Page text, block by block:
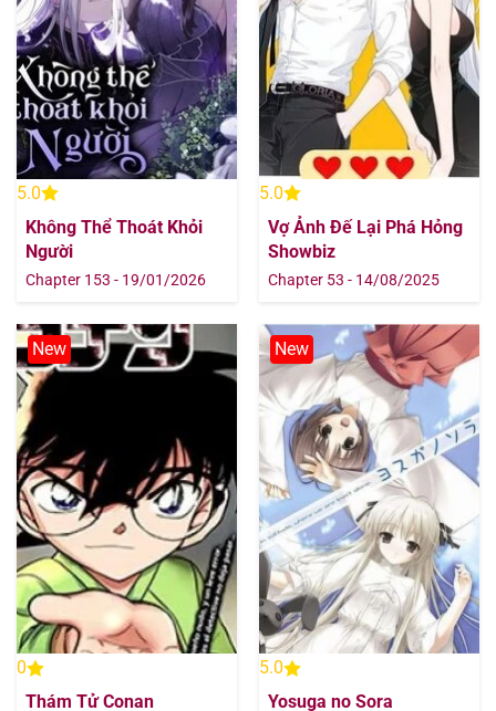
Chapter 4 14/08/2025
Chapter 3 14/08/2025
Chapter 2 14/08/2025
Chapter 1
5.0
Không Thể Thoát Khỏi
Người
Chapter 153 - 19/01/2026
5.0
Vợ Ảnh Đế Lại Phá Hỏng
Showbiz
Chapter 53 - 14/08/2025
New
0
Thám Tử Conan
New
5.0
Yosuga no Sora